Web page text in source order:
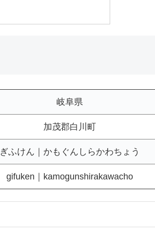
岐阜県
加茂郡白川町
ぎふけん｜かもぐんしらかわちょう
gifuken｜kamogunshirakawacho